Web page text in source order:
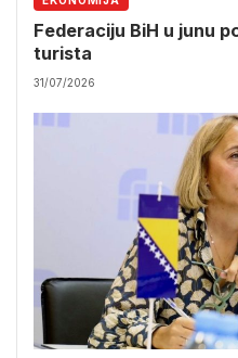
Federaciju BiH u junu
turista
31/07/2026